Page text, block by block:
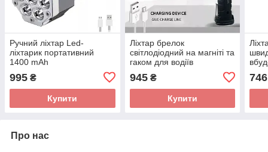
Ручний ліхтар Led-
ліхтарик портативний
1400 mAh
995 ₴
Купити
Ліхтар брелок
світлодіодний на магніті та
гаком для водіїв
945₴
Купити
746
Про нас